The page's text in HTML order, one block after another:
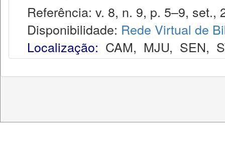
Referência: v. 8, n. 9, p. 5–9, set.,
Disponibilidade: Rede Virtual de
Localização: CAM, MJU, SEN,